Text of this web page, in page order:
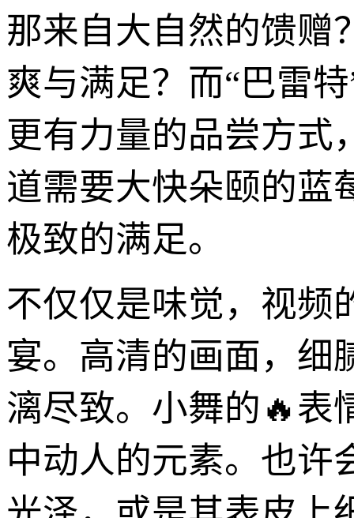
那来自大自然的馈赠
爽与满足？而“巴雷
更有力量的品尝方式
道需要大快朵颐的蓝
极致的满足。
不仅仅是味觉，视频
宴。高清的画面，细
漓尽致。小舞的🔥表
中动人的元素。也许